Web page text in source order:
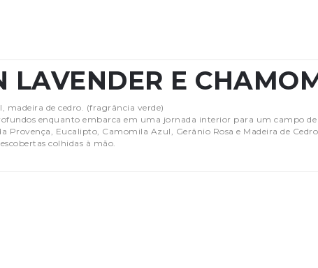
LAVENDER E
madeira de cedro. (fragrância verde)
enquanto embarca em uma jornada interior para um campo de
Provença, Eucalipto, Camomila Azul, Gerânio Rosa e Madeira de
colhidas à mão.